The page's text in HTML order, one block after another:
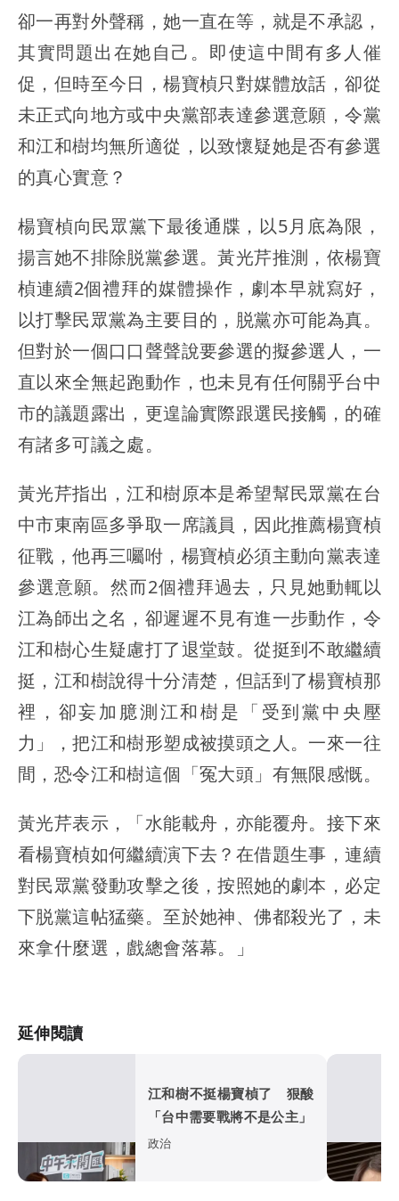
卻一再對外聲稱，她一直在等，就是不承認，
其實問題出在她自己。即使這中間有多人催
促，但時至今日，楊寶楨只對媒體放話，卻從
未正式向地方或中央黨部表達參選意願，令黨
和江和樹均無所適從，以致懷疑她是否有參選
的真心實意？
楊寶楨向民眾黨下最後通牒，以5月底為限，
揚言她不排除脱黨參選。黃光芹推測，依楊寶
楨連續2個禮拜的媒體操作，劇本早就寫好，
以打擊民眾黨為主要目的，脱黨亦可能為真。
但對於一個口口聲聲說要參選的擬參選人，一
直以來全無起跑動作，也未見有任何關乎台中
市的議題露出，更遑論實際跟選民接觸，的確
有諸多可議之處。
黃光芹指出，江和樹原本是希望幫民眾黨在台
中市東南區多爭取一席議員，因此推薦楊寶楨
征戰，他再三囑咐，楊寶楨必須主動向黨表達
參選意願。然而2個禮拜過去，只見她動輒以
江為師出之名，卻遲遲不見有進一步動作，令
江和樹心生疑慮打了退堂鼓。從挺到不敢繼續
挺，江和樹說得十分清楚，但話到了楊寶楨那
裡，卻妄加臆測江和樹是「受到黨中央壓
力」，把江和樹形塑成被摸頭之人。一來一往
間，恐令江和樹這個「冤大頭」有無限感慨。
黃光芹表示，「水能載舟，亦能覆舟。接下來
看楊寶楨如何繼續演下去？在借題生事，連續
對民眾黨發動攻擊之後，按照她的劇本，必定
下脱黨這帖猛藥。至於她神、佛都殺光了，未
來拿什麼選，戲總會落幕。」
延伸閱讀
江和樹不挺楊寶楨了 狠酸
「台中需要戰將不是公主」
政治